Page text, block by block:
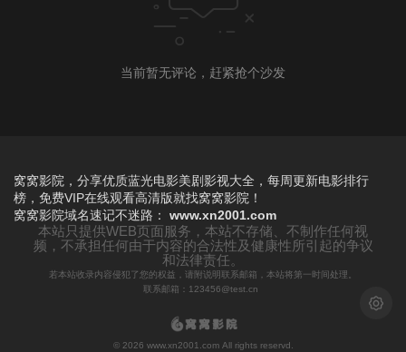
当前暂无评论，赶紧抢个沙发
浅色模
窝窝影院，分享优质蓝光电影美剧影视大全，每周更新电影排行
榜，免费VIP在线观看高清版就找窝窝影院！
窝窝影院域名速记不迷路： www.xn2001.com
本站只提供WEB页面服务，本站不存储、不制作任何视
频，不承担任何由于内容的合法性及健康性所引起的争议
和法律责任。
若本站收录内容侵犯了您的权益，请附说明联系邮箱，本站将第一时间处理。
联系邮箱：123456@test.cn
© 2026 www.xn2001.com All rights reservd.